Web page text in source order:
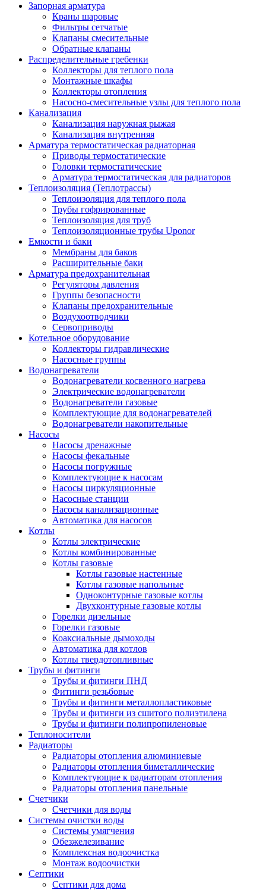
Запорная арматура
Краны шаровые
Фильтры сетчатые
Клапаны смесительные
Обратные клапаны
Распределительные гребенки
Коллекторы для теплого пола
Монтажные шкафы
Коллекторы отопления
Насосно-смесительные узлы для теплого пола
Канализация
Канализация наружная рыжая
Канализация внутренняя
Арматура термостатическая радиаторная
Приводы термостатические
Головки термостатические
Арматура термостатическая для радиаторов
Теплоизоляция (Теплотрассы)
Теплоизоляция для теплого пола
Трубы гофрированные
Теплоизоляция для труб
Теплоизоляционные трубы Uponor
Емкости и баки
Мембраны для баков
Расширительные баки
Арматура предохранительная
Регуляторы давления
Группы безопасности
Клапаны предохранительные
Воздухоотводчики
Сервоприводы
Котельное оборудование
Коллекторы гидравлические
Насосные группы
Водонагреватели
Водонагреватели косвенного нагрева
Электрические водонагреватели
Водонагреватели газовые
Комплектующие для водонагревателей
Водонагреватели накопительные
Насосы
Насосы дренажные
Насосы фекальные
Насосы погружные
Комплектующие к насосам
Насосы циркуляционные
Насосные станции
Насосы канализационные
Автоматика для насосов
Котлы
Котлы электрические
Котлы комбинированные
Котлы газовые
Котлы газовые настенные
Котлы газовые напольные
Одноконтурные газовые котлы
Двухконтурные газовые котлы
Горелки дизельные
Горелки газовые
Коаксиальные дымоходы
Автоматика для котлов
Котлы твердотопливные
Трубы и фитинги
Трубы и фитинги ПНД
Фитинги резьбовые
Трубы и фитинги металлопластиковые
Трубы и фитинги из сшитого полиэтилена
Трубы и фитинги полипропиленовые
Теплоносители
Радиаторы
Радиаторы отопления алюминиевые
Радиаторы отопления биметаллические
Комплектующие к радиаторам отопления
Радиаторы отопления панельные
Cчетчики
Счетчики для воды
Системы очистки воды
Системы умягчения
Обезжелезивание
Комплексная водоочистка
Монтаж водоочистки
Септики
Септики для дома